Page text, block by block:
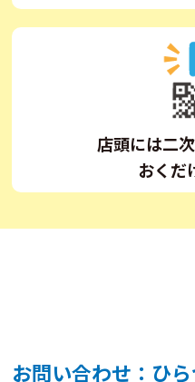
店頭には二
おくだ
お問い合わせ：ひ